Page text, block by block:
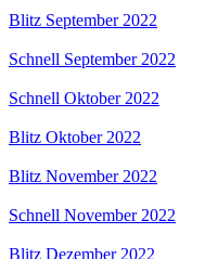
Blitz September 2022
Schnell September 2022
Schnell Oktober 2022
Blitz Oktober 2022
Blitz November 2022
Schnell November 2022
Blitz Dezember 2022